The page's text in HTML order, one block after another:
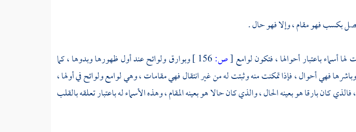
بكسب فهو مقام ، وإلا فهو حال .
أسماء باعتبار أحوالها ، فتكون لوامع[ص:
وبوارق ولوائح عند أول ظهورها وبدوها ، كما
فهي أحوال ، فإذا تمكنت منه وثبتت له من غير انتقال فهي مقامات ، وهي لوامع ولوائح في أولها ،
كان بارقا هو بعينه الحال ، والذي كان حالا هو بعينه المقام ، وهذه الأسماء له باعتبار تعلقه بالقلب